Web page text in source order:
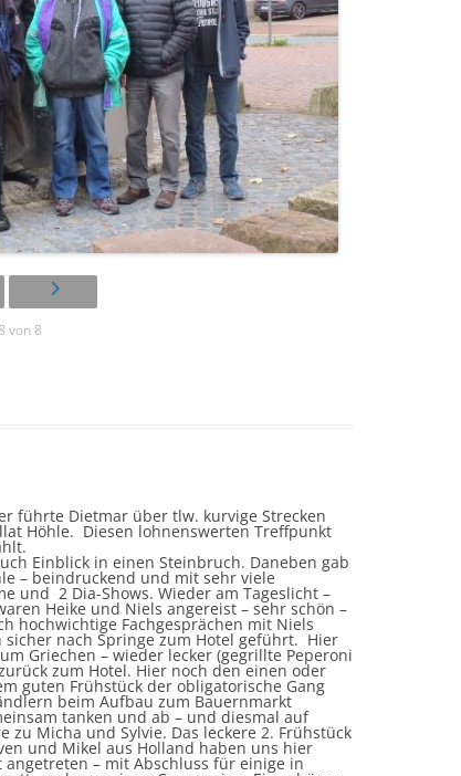
von 8
führte Dietmar über tlw. kurvige Strecken
Höhle. Diesen lohnenswerten Treffpunkt
Einblick in einen Steinbruch. Daneben gab
– beindruckend und mit sehr viele
und 2 Dia-Shows. Wieder am Tageslicht –
Heike und Niels angereist – sehr schön –
hochwichtige Fachgesprächen mit Niels
nach Springe zum Hotel geführt. Hier
Griechen – wieder lecker (gegrillte Peperoni
zum Hotel. Hier noch den einen oder
guten Frühstück der obligatorische Gang
beim Aufbau zum Bauernmarkt
tanken und ab – und diesmal auf
zu Micha und Sylvie. Das leckere 2. Frühstück
und Mikel aus Holland haben uns hier
– mit Abschluss für einige in